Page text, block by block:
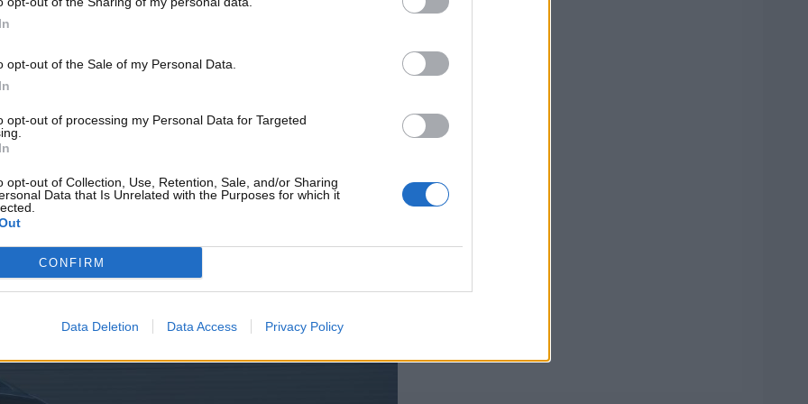
opt-out of the Sale of my Personal Data.
opt-out of processing my Personal Data for Targeted
opt-out of Collection, Use, Retention, Sale, and/or Sharing
Data that Is Unrelated with the Purposes for which it
CONFIRM
Data Deletion Data Access Privacy Policy
la sicurezza di tutti in
CleanCities e Transport & Environment
mercato, infatti, sono stati lanciati sempre più SUV e
l’altezza media del cofano anteriore a essere